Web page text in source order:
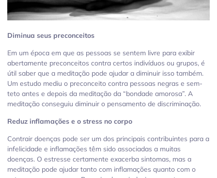
Diminua seus preconceitos
Em um época em que as pessoas se sentem livre para exibir
abertamente preconceitos contra certos indivíduos ou grupos, é
útil saber que a meditação pode ajudar a diminuir isso também.
Um estudo mediu o preconceito contra pessoas negras e sem-
teto antes e depois da meditação da “bondade amorosa”. A
meditação conseguiu diminuir o pensamento de discriminação.
Reduz inflamações e o stress no corpo
Contrair doenças pode ser um dos principais contribuintes para a
infelicidade e inflamações têm sido associadas a muitas
doenças. O estresse certamente exacerba sintomas, mas a
meditação pode ajudar tanto com inflamações quanto com o